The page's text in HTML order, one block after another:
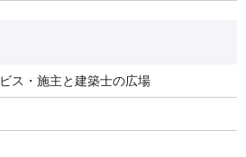
ス・施主と建築士の広場